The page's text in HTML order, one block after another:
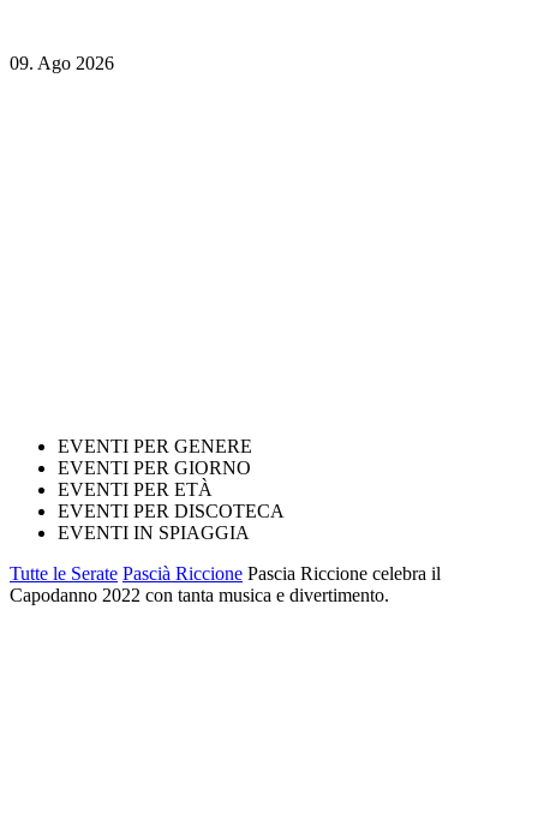
09. Ago 2026
EVENTI PER GENERE
EVENTI PER GIORNO
EVENTI PER ETÀ
EVENTI PER DISCOTECA
EVENTI IN SPIAGGIA
Tutte le Serate Pascià Riccione Pascia Riccione celebra il
Capodanno 2022 con tanta musica e divertimento.